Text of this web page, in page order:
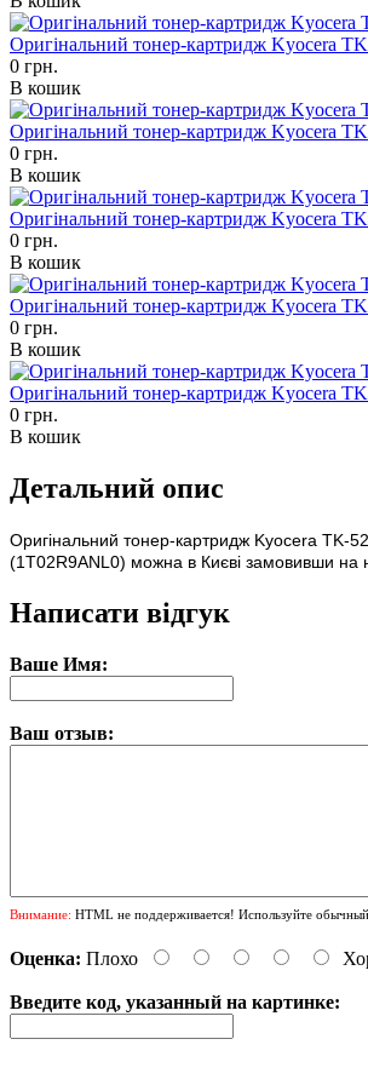
Оригінальний тонер-картридж Kyocera
0 грн.
В кошик
Оригінальний тонер-картридж Kyocera
0 грн.
В кошик
Оригінальний тонер-картридж Kyocera
0 грн.
В кошик
Оригінальний тонер-картридж Kyocera
0 грн.
В кошик
Оригінальний тонер-картридж Kyocera
0 грн.
В кошик
Детальний опис
Оригінальний тонер-картридж Kyocera TK-
(1T02R9ANL0) можна в Києві замовивши на
Написати відгук
Ваше Имя:
Ваш отзыв:
Внимание: HTML не поддерживается! Используйте обычный
Оценка: Плохо
Введите код, указанный на картинке: